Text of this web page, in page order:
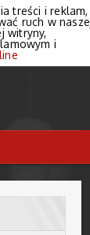
treści i reklam,
ruch w
witryny,
i